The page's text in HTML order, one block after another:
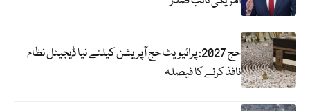
حج 2027: پرائیویٹ حج آپریشن کیلئے نیا ڈیجیٹل نظام
نافذ کرنے کا فیصلہ